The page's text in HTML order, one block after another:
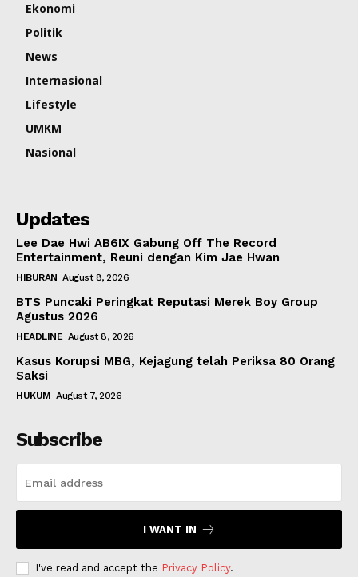
Ekonomi
Politik
News
Internasional
Lifestyle
UMKM
Nasional
Updates
Lee Dae Hwi AB6IX Gabung Off The Record
Entertainment, Reuni dengan Kim Jae Hwan
HIBURAN August 8, 2026
BTS Puncaki Peringkat Reputasi Merek Boy Group
Agustus 2026
HEADLINE August 8, 2026
Kasus Korupsi MBG, Kejagung telah Periksa 80 Orang
Saksi
HUKUM August 7, 2026
Subscribe
I WANT IN
I've read and accept the Privacy Policy.